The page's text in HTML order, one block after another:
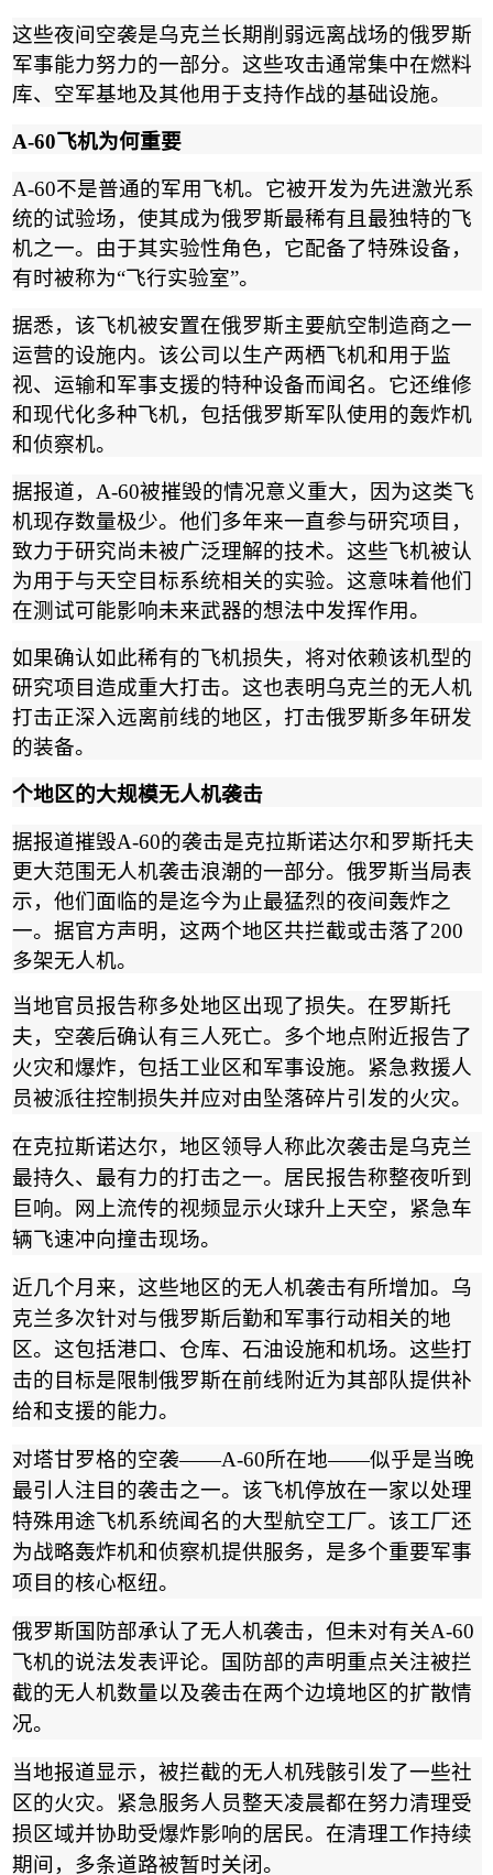
这些夜间空袭是乌克兰长期削弱远离战场的俄罗斯
军事能力努力的一部分。这些攻击通常集中在燃料
库、空军基地及其他用于支持作战的基础设施。
A-60飞机为何重要
A-60不是普通的军用飞机。它被开发为先进激光系
统的试验场，使其成为俄罗斯最稀有且最独特的飞
机之一。由于其实验性角色，它配备了特殊设备，
有时被称为“飞行实验室”。
据悉，该飞机被安置在俄罗斯主要航空制造商之一
运营的设施内。该公司以生产两栖飞机和用于监
视、运输和军事支援的特种设备而闻名。它还维修
和现代化多种飞机，包括俄罗斯军队使用的轰炸机
和侦察机。
据报道， A-60被摧毁的情况意义重大，因为这类飞
机现存数量极少。他们多年来一直参与研究项目，
致力于研究尚未被广泛理解的技术。这些飞机被认
为用于与天空目标系统相关的实验。这意味着他们
在测试可能影响未来武器的想法中发挥作用。
如果确认如此稀有的飞机损失，将对依赖该机型的
研究项目造成重大打击。这也表明乌克兰的无人机
打击正深入远离前线的地区，打击俄罗斯多年研发
的装备。
个地区的大规模无人机袭击
据报道摧毁A-60的袭击是克拉斯诺达尔和罗斯托夫
更大范围无人机袭击浪潮的一部分。俄罗斯当局表
示，他们面临的是迄今为止最猛烈的夜间轰炸之
一。据官方声明，这两个地区共拦截或击落了200
多架无人机。
当地官员报告称多处地区出现了损失。在罗斯托
夫，空袭后确认有三人死亡。多个地点附近报告了
火灾和爆炸，包括工业区和军事设施。紧急救援人
员被派往控制损失并应对由坠落碎片引发的火灾。
在克拉斯诺达尔，地区领导人称此次袭击是乌克兰
最持久、最有力的打击之一。居民报告称整夜听到
巨响。网上流传的视频显示火球升上天空，紧急车
辆飞速冲向撞击现场。
近几个月来，这些地区的无人机袭击有所增加。乌
克兰多次针对与俄罗斯后勤和军事行动相关的地
区。这包括港口、仓库、石油设施和机场。这些打
击的目标是限制俄罗斯在前线附近为其部队提供补
给和支援的能力。
对塔甘罗格的空袭——A-60所在地——似乎是当晚
最引人注目的袭击之一。该飞机停放在一家以处理
特殊用途飞机系统闻名的大型航空工厂。该工厂还
为战略轰炸机和侦察机提供服务，是多个重要军事
项目的核心枢纽。
俄罗斯国防部承认了无人机袭击，但未对有关A-60
飞机的说法发表评论。国防部的声明重点关注被拦
截的无人机数量以及袭击在两个边境地区的扩散情
况。
当地报道显示，被拦截的无人机残骸引发了一些社
区的火灾。紧急服务人员整天凌晨都在努力清理受
损区域并协助受爆炸影响的居民。在清理工作持续
期间，多条道路被暂时关闭。